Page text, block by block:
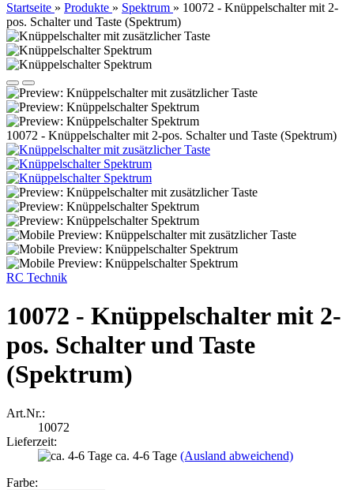
Startseite » Produkte » Spektrum » 10072 - Knüppelschalter mit 2-
pos. Schalter und Taste (Spektrum)
10072 - Knüppelschalter mit 2-pos. Schalter und Taste (Spektrum)
RC Technik
10072 - Knüppelschalter mit 2-
pos. Schalter und Taste
(Spektrum)
Art.Nr.:
10072
Lieferzeit:
ca. 4-6 Tage (Ausland abweichend)
Farbe: